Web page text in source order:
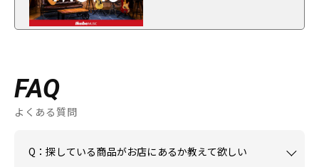
FAQ
よくある質問
Q：探している商品がお店にあるか教えて欲しい